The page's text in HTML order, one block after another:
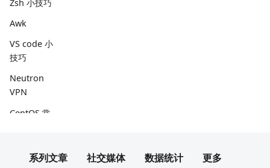
Zsh 小技巧
Awk
VS code 小
技巧
Neutron
VPN
CentOS 常
终端 (zsh)
系列文章
社交媒体
数据统计
更多